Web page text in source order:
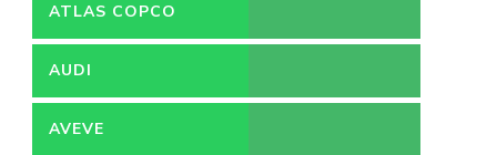
ATLAS COPCO
AUDI
AVEVE